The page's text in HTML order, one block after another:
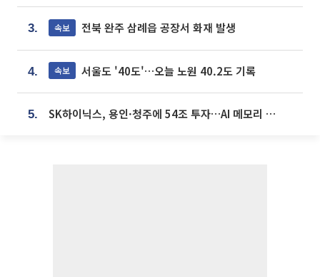
3. 속보 전북 완주 삼례읍 공장서 화재 발생
4. 속보 서울도 '40도'…오늘 노원 40.2도 기록
5. SK하이닉스, 용인·청주에 54조 투자…AI 메모리 생산기지 키운다